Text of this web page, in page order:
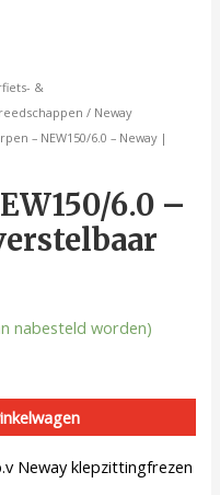
&
/ Neway
– NEW150/6.0 – Neway |
6.0 –
nabesteld worden)
Neway klepzittingfrezen